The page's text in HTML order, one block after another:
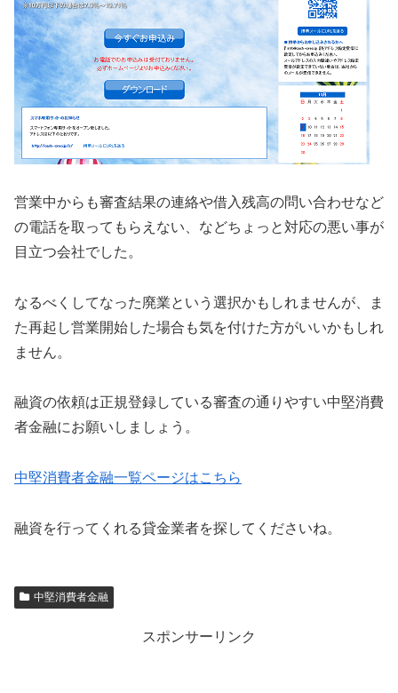
営業中からも審査結果の連絡や借入残高の問い合わせなど
の電話を取ってもらえない、などちょっと対応の悪い事が
目立つ会社でした。
なるべくしてなった廃業という選択かもしれませんが、ま
た再起し営業開始した場合も気を付けた方がいいかもしれ
ません。
融資の依頼は正規登録している審査の通りやすい中堅消費
者金融にお願いしましょう。
中堅消費者金融一覧ページはこちら
融資を行ってくれる貸金業者を探してくださいね。
中堅消費者金融
スポンサーリンク